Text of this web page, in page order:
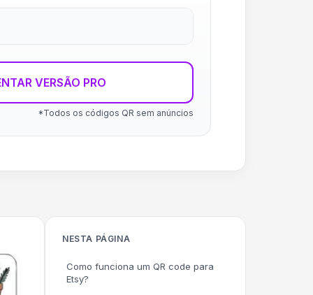
VERSÃO PRO
*Todos os códigos QR sem anúncios
NESTA PÁGINA
Como funciona um QR code para
Etsy?